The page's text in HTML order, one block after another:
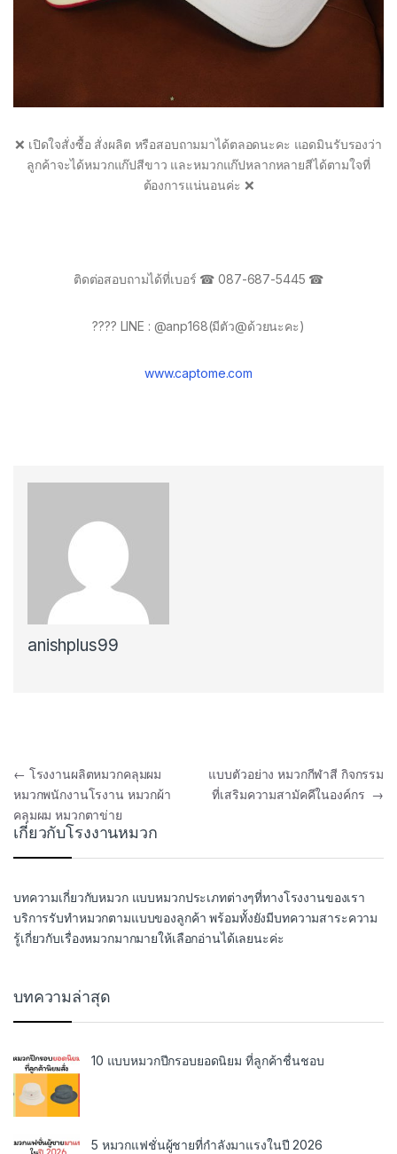
❌ เปิดใจสั่งซื้อ สั่งผลิต หรือสอบถามมาได้ตลอดนะคะ แอดมินรับรองว่า
ลูกค้าจะได้หมวกแก๊ปสีขาว และหมวกแก๊ปหลากหลายสีได้ตามใจที่
ต้องการแน่นอนค่ะ ❌
ติดต่อสอบถามได้ที่เบอร์ ☎ 087-687-5445 ☎
???? LINE : @anp168(มีตัว@ด้วยนะคะ)
www.captome.com
anishplus99
Post navigation
← โรงงานผลิตหมวกคลุมผม
หมวกพนักงานโรงาน หมวกผ้า
คลุมผม หมวกตาข่าย
แบบตัวอย่าง หมวกกีฬาสี กิจกรรม
ที่เสริมความสามัคคีในองค์กร →
เกี่ยวกับโรงงานหมวก
บทความเกี่ยวกับหมวก แบบหมวกประเภทต่างๆที่ทางโรงงานของเรา
บริการรับทำหมวกตามแบบของลูกค้า พร้อมทั้งยังมีบทความสาระความ
รู้เกี่ยวกับเรื่องหมวกมากมายให้เลือกอ่านได้เลยนะค่ะ
บทความล่าสุด
10 แบบหมวกปีกรอบยอดนิยม ที่ลูกค้าชื่นชอบ
5 หมวกแฟชั่นผู้ชายที่กำลังมาแรงในปี 2026